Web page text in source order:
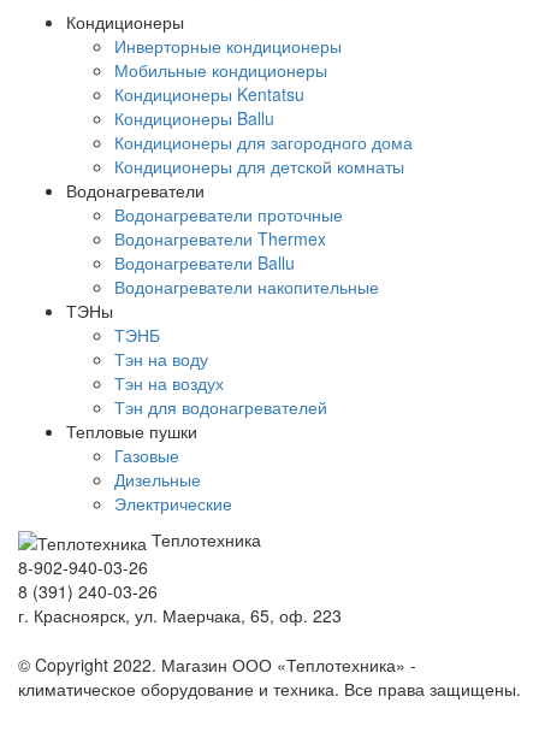
Кондиционеры
Инверторные кондиционеры
Мобильные кондиционеры
Кондиционеры Kentatsu
Кондиционеры Ballu
Кондиционеры для загородного дома
Кондиционеры для детской комнаты
Водонагреватели
Водонагреватели проточные
Водонагреватели Thermex
Водонагреватели Ballu
Водонагреватели накопительные
ТЭНы
ТЭНБ
Тэн на воду
Тэн на воздух
Тэн для водонагревателей
Тепловые пушки
Газовые
Дизельные
Электрические
Теплотехника
8-902-940-03-26
8 (391) 240-03-26
г. Красноярск, ул. Маерчака, 65, оф. 223
© Copyright 2022. Магазин ООО «Теплотехника» -
климатическое оборудование и техника. Все права защищены.